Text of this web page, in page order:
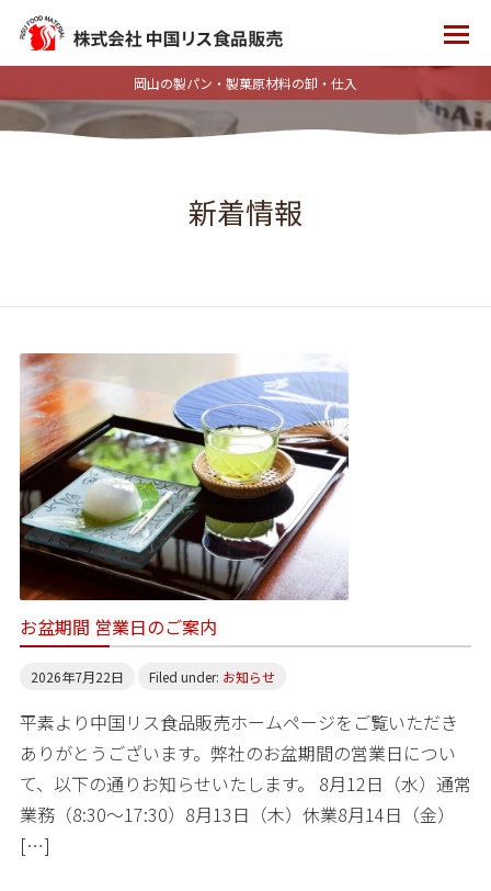
岡山の製パン・製菓原材料の卸・仕入
新着情報
お盆期間 営業日のご案内
2026年7月22日 Filed under: お知らせ
平素より中国リス食品販売ホームページをご覧いただき
ありがとうございます。弊社のお盆期間の営業日につい
て、以下の通りお知らせいたします。 8月12日（水）通常
業務（8:30～17:30）8月13日（木）休業8月14日（金）
[…]